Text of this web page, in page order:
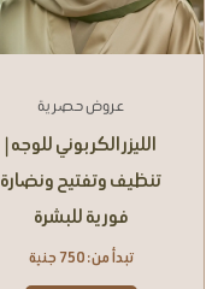
عروض حصرية
الليزر الكربوني للوجه |
تنظيف وتفتيح ونضارة
فورية للبشرة
تبدأ من:750جنية